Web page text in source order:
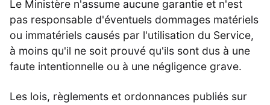
Le Ministère n'assume aucune garantie et n'est
pas responsable d'éventuels dommages matériels
ou immatériels causés par l'utilisation du Service,
à moins qu'il ne soit prouvé qu'ils sont dus à une
faute intentionnelle ou à une négligence grave.
Les lois, règlements et ordonnances publiés sur